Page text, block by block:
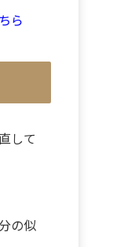
ら
して
の似